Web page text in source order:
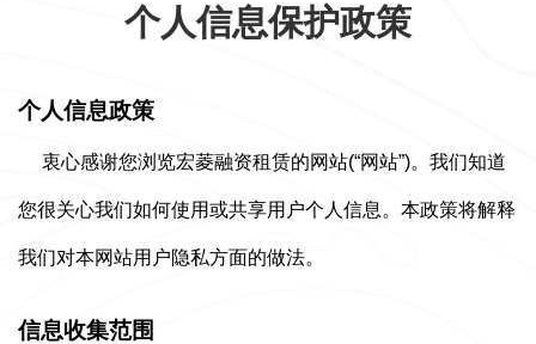
个人信息保护政策
个人信息政策
衷心感谢您浏览宏菱融资租赁的网站(“网站”)。我们知道
您很关心我们如何使用或共享用户个人信息。本政策将解释
我们对本网站用户隐私方面的做法。
信息收集范围